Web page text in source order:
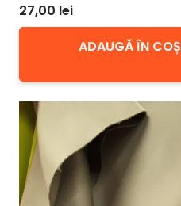
27,00 lei
ADAUGĂ ÎN COȘ